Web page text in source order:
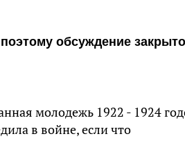
обсуждение закрыто
молодежь 1922 - 1924
в войне, если что